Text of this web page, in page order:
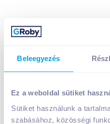
Beleegyezés
Ez a weboldal sütiket
Sütiket használunk a
szabásához, közösségi
749
Egységár:
Nettó eladási ár: